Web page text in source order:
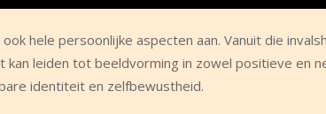
hele persoonlijke aspecten aan. Vanuit die
leiden tot beeldvorming in zowel positieve en
identiteit en zelfbewustheid.